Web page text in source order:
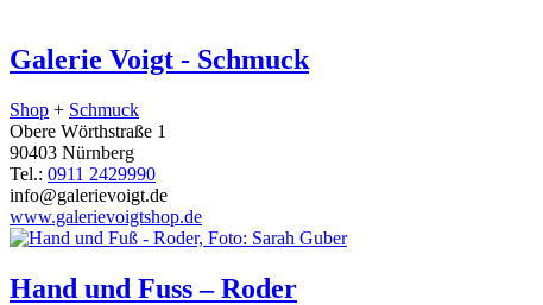
Galerie Voigt - Schmuck
Shop + Schmuck
Obere Wörthstraße 1
90403 Nürnberg
Tel.: 0911 2429990
info@galerievoigt.de
www.galerievoigtshop.de
Hand und Fuss – Roder